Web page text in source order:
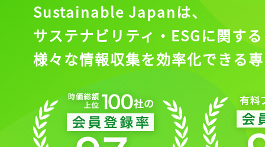
Sustainable Japanは、
サステナビリティ・ESGに関する
様々な情報収集を効率化できる